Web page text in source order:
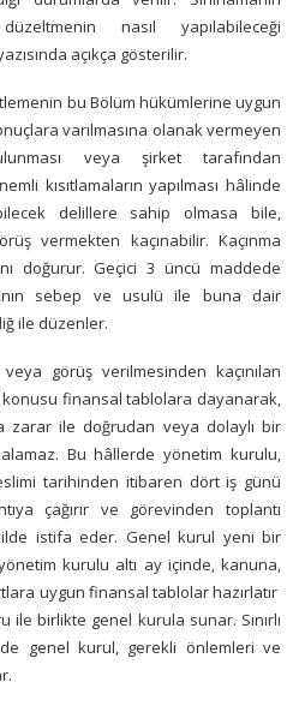
nasıl yapılabileceği
açıkça gösterilir.
bu Bölüm hükümlerine uygun
varılmasına olanak vermeyen
veya şirket tarafından
kısıtlamaların yapılması hâlinde
delillere sahip olmasa bile,
vermekten kaçınabilir. Kaçınma
doğurur. Geçici 3 üncü maddede
sebep ve usulü ile buna dair
ile düzenler.
görüş verilmesinden kaçınılan
finansal tablolara dayanarak,
zarar ile doğrudan veya dolaylı bir
Bu hâllerde yönetim kurulu,
tarihinden itibaren dört iş günü
çağırır ve görevinden toplantı
istifa eder. Genel kurul yeni bir
kurulu altı ay içinde, kanuna,
uygun finansal tablolar hazırlatır
birlikte genel kurula sunar. Sınırlı
genel kurul, gerekli önlemleri ve